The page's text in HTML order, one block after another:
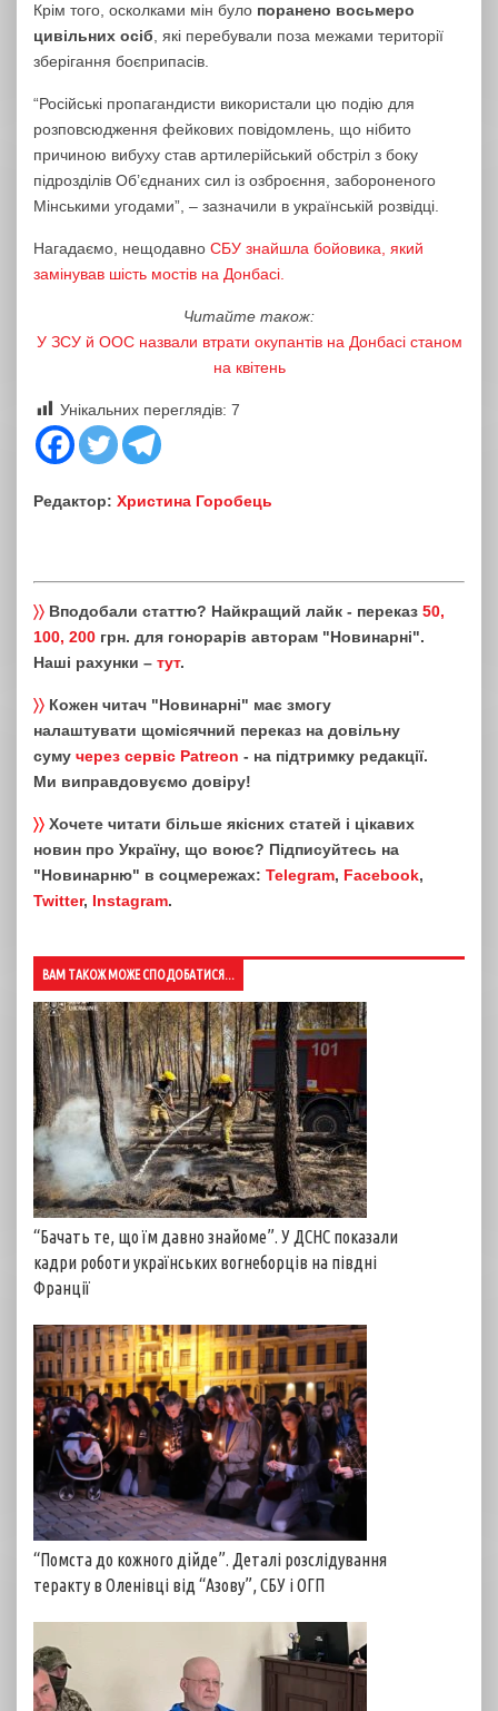
Крім того, осколками мін було поранено восьмеро
цивільних осіб , які перебували поза межами території
зберігання боєприпасів.
“Російські пропагандисти використали цю подію для
розповсюдження фейкових повідомлень, що нібито
причиною вибуху став артилерійський обстріл з боку
підрозділів Об’єднаних сил із озброєння, забороненого
Мінськими угодами”, – зазначили в українській розвідці.
Нагадаємо, нещодавно СБУ знайшла бойовика, який
замінував шість мостів на Донбасі.
Читайте також:
У ЗСУ й ООС назвали втрати окупантів на Донбасі станом
на квітень
Унікальних переглядів: 7
Редактор: Христина Горобець
〉〉 Вподобали статтю? Найкращий лайк - переказ 50,
100, 200 грн. для гонорарів авторам "Новинарні".
Наші рахунки – тут.
〉〉 Кожен читач "Новинарні" має змогу
налаштувати щомісячний переказ на довільну
суму через сервіс Patreon - на підтримку редакції.
Ми виправдовуємо довіру!
〉〉 Хочете читати більше якісних статей і цікавих
новин про Україну, що воює? Підписуйтесь на
"Новинарню" в соцмережах: Telegram, Facebook,
Twitter, Instagram.
ВАМ ТАКОЖ МОЖЕ СПОДОБАТИСЯ...
“Бачать те, що їм давно знайоме”. У ДСНС показали
кадри роботи українських вогнеборців на півдні
Франції
“Помста до кожного дійде”. Деталі розслідування
теракту в Оленівці від “Азову”, СБУ і ОГП